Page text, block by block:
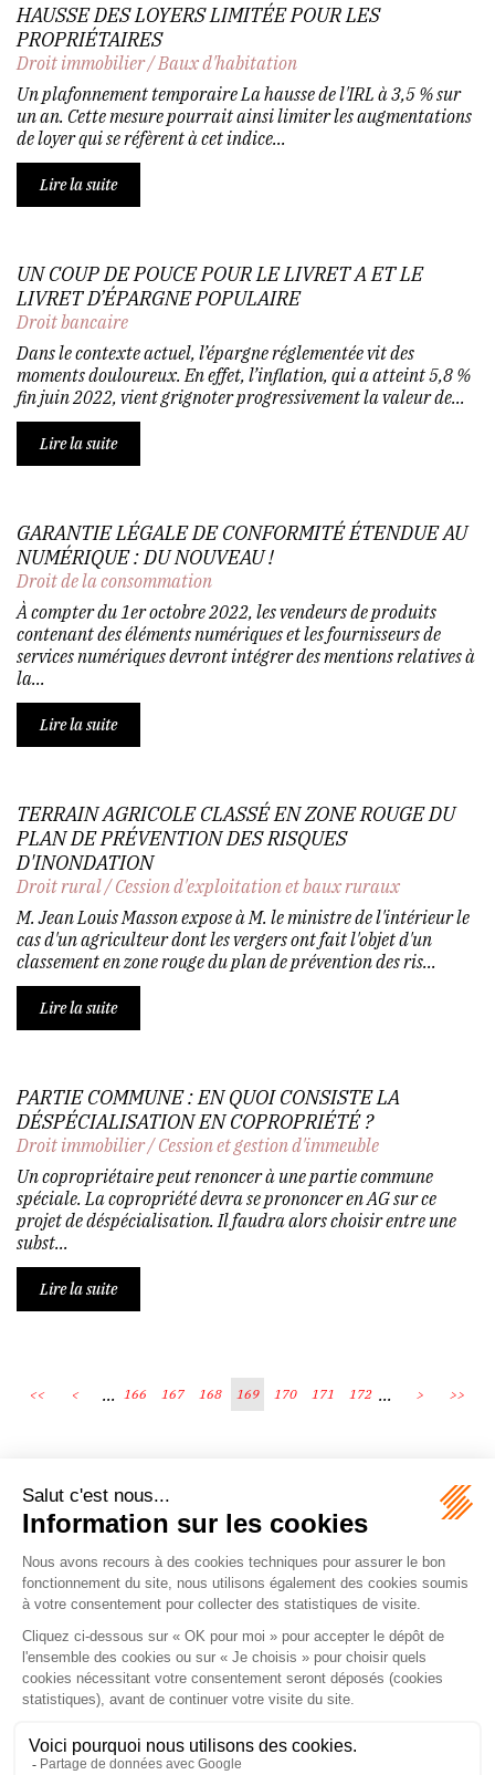
HAUSSE DES LOYERS LIMITÉE POUR LES
PROPRIÉTAIRES
Droit immobilier/Baux d'habitation
Un plafonnement temporaire La hausse de l'IRL à 3,5 % sur
un an. Cette mesure pourrait ainsi limiter les augmentations
de loyer qui se réfèrent à cet indice...
Lire la suite
UN COUP DE POUCE POUR LE LIVRET A ET LE
LIVRET D’ÉPARGNE POPULAIRE
Droit bancaire
Dans le contexte actuel, l’épargne réglementée vit des
moments douloureux. En effet, l’inflation, qui a atteint 5,8 %
fin juin 2022, vient grignoter progressivement la valeur de...
Lire la suite
GARANTIE LÉGALE DE CONFORMITÉ ÉTENDUE AU
NUMÉRIQUE : DU NOUVEAU !
Droit de la consommation
À compter du 1er octobre 2022, les vendeurs de produits
contenant des éléments numériques et les fournisseurs de
services numériques devront intégrer des mentions relatives à
la...
Lire la suite
TERRAIN AGRICOLE CLASSÉ EN ZONE ROUGE DU
PLAN DE PRÉVENTION DES RISQUES
D'INONDATION
Droit rural/Cession d'exploitation et baux ruraux
M. Jean Louis Masson expose à M. le ministre de l'intérieur le
cas d'un agriculteur dont les vergers ont fait l'objet d'un
classement en zone rouge du plan de prévention des ris...
Lire la suite
PARTIE COMMUNE : EN QUOI CONSISTE LA
DÉSPÉCIALISATION EN COPROPRIÉTÉ ?
Droit immobilier/Cession et gestion d'immeuble
Un copropriétaire peut renoncer à une partie commune
spéciale. La copropriété devra se prononcer en AG sur ce
projet de déspécialisation. Il faudra alors choisir entre une
subst...
Lire la suite
<< < ... 166 167 168 169 170 171 172 ... > >>
Écosystème
Carrières
Honoraires
Contacts
Mentions légales
Plan du site
Espace client